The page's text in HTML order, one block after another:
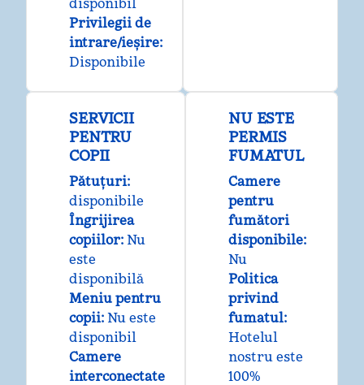
disponibil
Privilegii de
intrare/ieșire:
Disponibile
SERVICII
PENTRU
COPII
Pătuțuri:
disponibile
Îngrijirea
copiilor: Nu
este
disponibilă
Meniu pentru
copii: Nu este
disponibil
Camere
interconectate
NU ESTE
PERMIS
FUMATUL
Camere
pentru
fumători
disponibile:
Nu
Politica
privind
fumatul:
Hotelul
nostru este
100%